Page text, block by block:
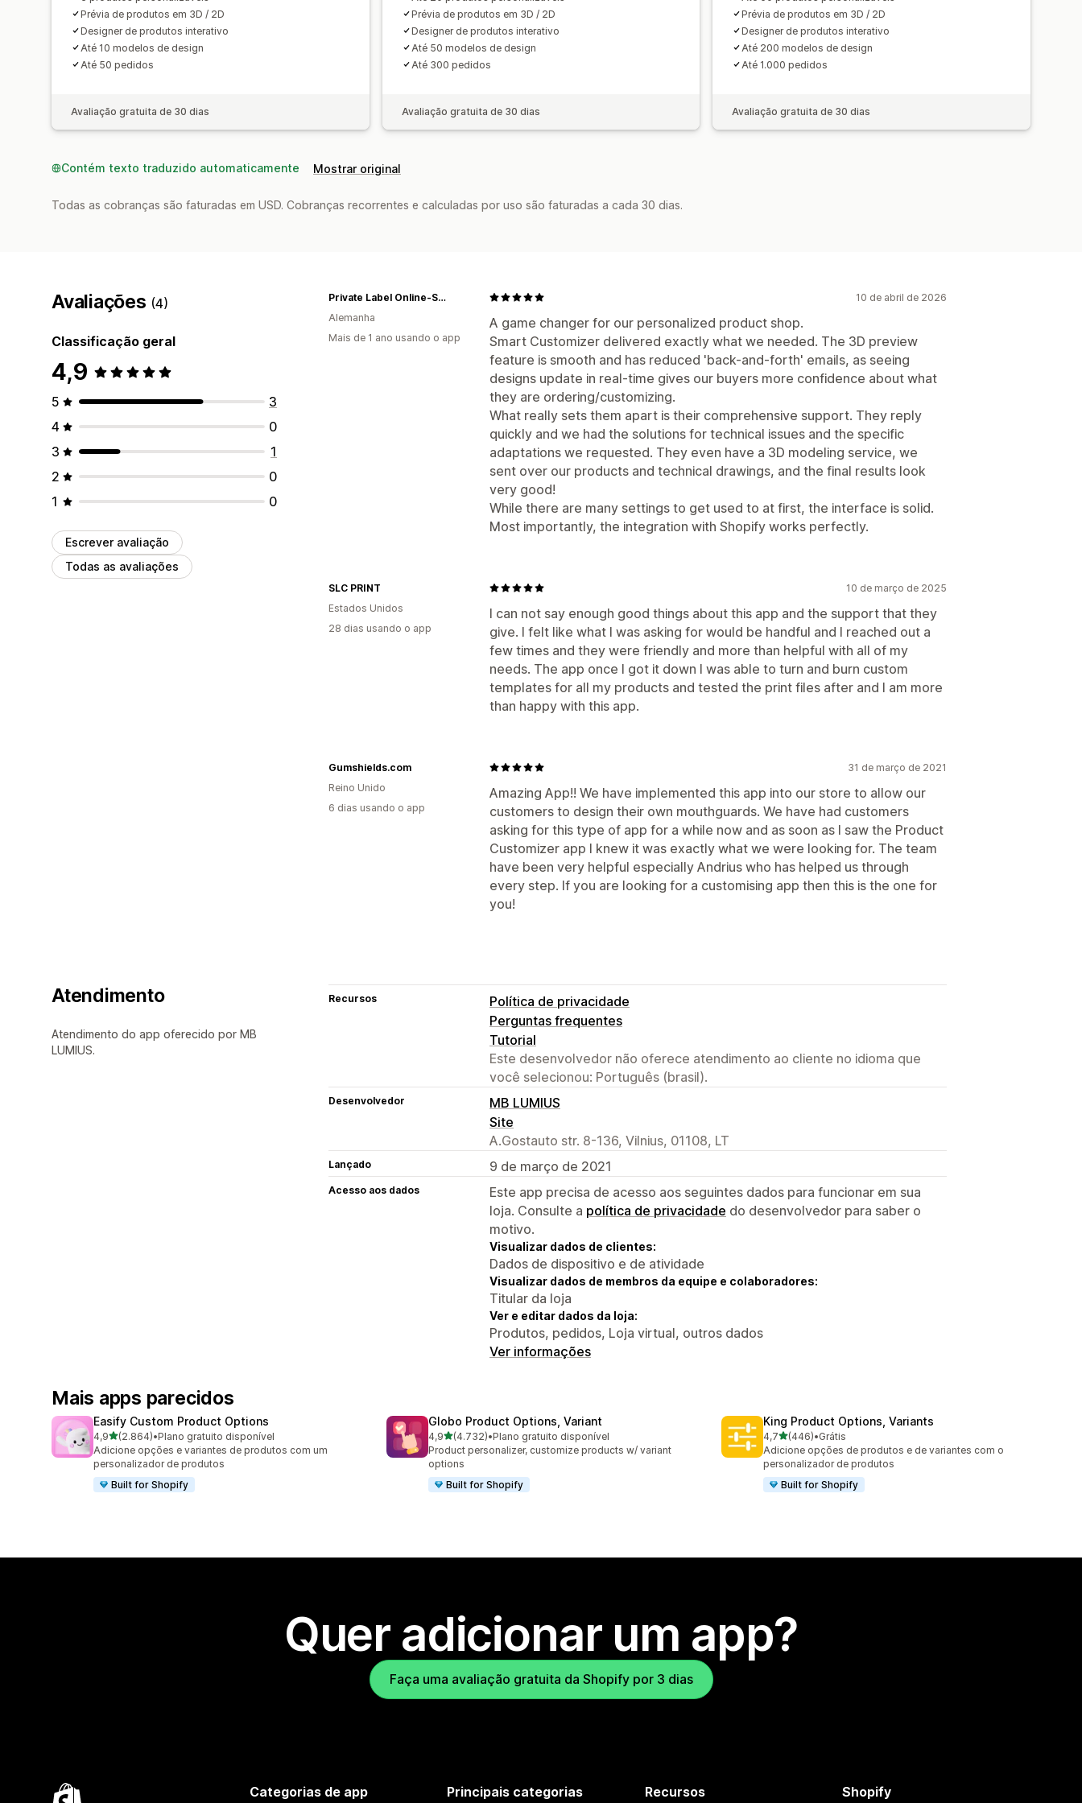
Prévia de produtos em 3D / 2D
Designer de produtos interativo
Até 10 modelos de design
Até 50 pedidos
Avaliação gratuita de 30 dias
Prévia de produtos em 3D / 2D
Designer de produtos interativo
Até 50 modelos de design
Até 300 pedidos
Avaliação gratuita de 30 dias
Prévia de produtos em 3D / 2D
Designer de produtos interativo
Até 200 modelos de design
Até 1.000 pedidos
Avaliação gratuita de 30 dias
Contém texto traduzido automaticamente Mostrar original
Todas as cobranças são faturadas em USD. Cobranças recorrentes e calculadas por uso são faturadas a cada 30 dias.
Avaliações (4)
Classificação geral
4,9
5
3
4
0
3
1
2
0
1
0
Escrever avaliação
Todas as avaliações
10 de abril de 2026
A game changer for our personalized product shop.
Smart Customizer delivered exactly what we needed. The 3D preview
feature is smooth and has reduced 'back-and-forth' emails, as seeing
designs update in real-time gives our buyers more confidence about what
they are ordering/customizing.
What really sets them apart is their comprehensive support. They reply
quickly and we had the solutions for technical issues and the specific
adaptations we requested. They even have a 3D modeling service, we
sent over our products and technical drawings, and the final results look
very good!
While there are many settings to get used to at first, the interface is solid.
Most importantly, the integration with Shopify works perfectly.
Private Label Online-Shop
Alemanha
Mais de 1 ano usando o app
10 de março de 2025
I can not say enough good things about this app and the support that they
give. I felt like what I was asking for would be handful and I reached out a
few times and they were friendly and more than helpful with all of my
needs. The app once I got it down I was able to turn and burn custom
templates for all my products and tested the print files after and I am more
than happy with this app.
SLC PRINT
Estados Unidos
28 dias usando o app
31 de março de 2021
Amazing App!! We have implemented this app into our store to allow our
customers to design their own mouthguards. We have had customers
asking for this type of app for a while now and as soon as I saw the Product
Customizer app I knew it was exactly what we were looking for. The team
have been very helpful especially Andrius who has helped us through
every step. If you are looking for a customising app then this is the one for
you!
Gumshields.com
Reino Unido
6 dias usando o app
Atendimento
Atendimento do app oferecido por MB
LUMIUS.
Recursos
Política de privacidade
Perguntas frequentes
Tutorial
Este desenvolvedor não oferece atendimento ao cliente no idioma que
você selecionou: Português (brasil).
Desenvolvedor
MB LUMIUS
Site
A.Gostauto str. 8-136, Vilnius, 01108, LT
Lançado 9 de março de 2021
Acesso aos dados
Este app precisa de acesso aos seguintes dados para funcionar em sua
loja. Consulte a política de privacidade do desenvolvedor para saber o
motivo.
Visualizar dados de clientes:
Dados de dispositivo e de atividade
Visualizar dados de membros da equipe e colaboradores:
Titular da loja
Ver e editar dados da loja:
Produtos, pedidos, Loja virtual, outros dados
Ver informações
Mais apps parecidos
Easify Custom Product Options
4,9de 5 estrelas
(2.864)
2864 avaliações ao todo
•Plano gratuito disponível
Adicione opções e variantes de produtos com um
personalizador de produtos
Built for Shopify
Globo Product Options, Variant
4,9de 5 estrelas
(4.732)
4732 avaliações ao todo
•Plano gratuito disponível
Product personalizer, customize products w/ variant
options
Built for Shopify
King Product Options, Variants
4,7de 5 estrelas
(446)
446 avaliações ao todo
•Grátis
Adicione opções de produtos e de variantes com o
personalizador de produtos
Built for Shopify
Quer adicionar um app?
Faça uma avaliação gratuita da Shopify por 3 dias
Categorias de app Principais categorias Recursos Shopify